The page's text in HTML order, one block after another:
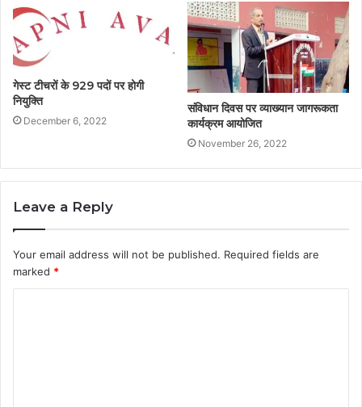
गेस्ट टीचरों के 929 पदों पर होगी
नियुक्ति
December 6, 2022
संविधान दिवस पर व्याख्यान जागरूकता
कार्यक्रम आयोजित
November 26, 2022
Leave a Reply
Your email address will not be published. Required fields are
marked *